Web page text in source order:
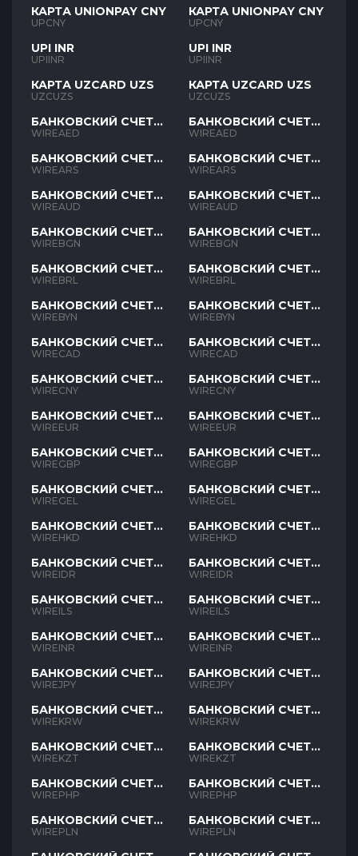
КАРТА UNIONPAY CNY
UPCNY
UPI INR
UPIINR
КАРТА UZCARD UZS
UZCUZS
БАНКОВСКИЙ СЧЕТ
AED
WIREAED
БАНКОВСКИЙ СЧЕТ
ARS
WIREARS
БАНКОВСКИЙ СЧЕТ
AUD
WIREAUD
БАНКОВСКИЙ СЧЕТ
BGN
WIREBGN
БАНКОВСКИЙ СЧЕТ
BRL
WIREBRL
БАНКОВСКИЙ СЧЕТ
BYN
WIREBYN
БАНКОВСКИЙ СЧЕТ
CAD
WIRECAD
БАНКОВСКИЙ СЧЕТ
CNY
WIRECNY
БАНКОВСКИЙ СЧЕТ
EUR
WIREEUR
БАНКОВСКИЙ СЧЕТ
GBP
WIREGBP
БАНКОВСКИЙ СЧЕТ
GEL
WIREGEL
БАНКОВСКИЙ СЧЕТ
HKD
WIREHKD
БАНКОВСКИЙ СЧЕТ
IDR
WIREIDR
БАНКОВСКИЙ СЧЕТ
ILS
WIREILS
БАНКОВСКИЙ СЧЕТ
INR
WIREINR
БАНКОВСКИЙ СЧЕТ
JPY
WIREJPY
БАНКОВСКИЙ СЧЕТ
KRW
WIREKRW
БАНКОВСКИЙ СЧЕТ
KZT
WIREKZT
БАНКОВСКИЙ СЧЕТ
PHP
WIREPHP
БАНКОВСКИЙ СЧЕТ
PLN
WIREPLN
КАРТА UNIONPAY CNY
UPCNY
UPI INR
UPIINR
КАРТА UZCARD UZS
UZCUZS
БАНКОВСКИЙ СЧЕТ
AED
WIREAED
БАНКОВСКИЙ СЧЕТ
ARS
WIREARS
БАНКОВСКИЙ СЧЕТ
AUD
WIREAUD
БАНКОВСКИЙ СЧЕТ
BGN
WIREBGN
БАНКОВСКИЙ СЧЕТ
BRL
WIREBRL
БАНКОВСКИЙ СЧЕТ
BYN
WIREBYN
БАНКОВСКИЙ СЧЕТ
CAD
WIRECAD
БАНКОВСКИЙ СЧЕТ
CNY
WIRECNY
БАНКОВСКИЙ СЧЕТ
EUR
WIREEUR
БАНКОВСКИЙ СЧЕТ
GBP
WIREGBP
БАНКОВСКИЙ СЧЕТ
GEL
WIREGEL
БАНКОВСКИЙ СЧЕТ
HKD
WIREHKD
БАНКОВСКИЙ СЧЕТ
IDR
WIREIDR
БАНКОВСКИЙ СЧЕТ
ILS
WIREILS
БАНКОВСКИЙ СЧЕТ
INR
WIREINR
БАНКОВСКИЙ СЧЕТ
JPY
WIREJPY
БАНКОВСКИЙ СЧЕТ
KRW
WIREKRW
БАНКОВСКИЙ СЧЕТ
KZT
WIREKZT
БАНКОВСКИЙ СЧЕТ
PHP
WIREPHP
БАНКОВСКИЙ СЧЕТ
PLN
WIREPLN